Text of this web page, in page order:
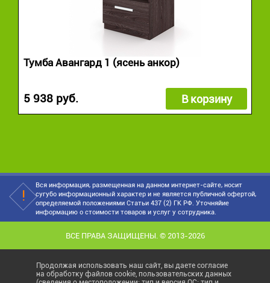
Тумба Авангард 1 (ясень анкор)
5 938 руб. В корзину
Вся информация, размещенная на данном интернет-сайте, носит
сугубо информационный характер и не является публичной офертой,
определяемой положениями Статьи 437 (2) ГК РФ. Уточняйие
информацию о стоимости товаров и услуг у сотрудника.
ВСЕ ПРАВА ЗАЩИЩЕНЫ. © 2013-2026
Продолжая использовать наш сайт, вы даете согласие
на обработку файлов cookie, пользовательских данных